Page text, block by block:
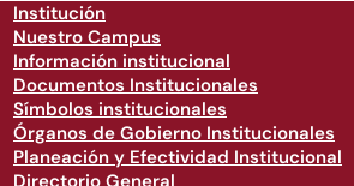
Institución
Nuestro Campus
Información institucional
Documentos Institucionales
Símbolos institucionales
Órganos de Gobierno Institucionales
Planeación y Efectividad Institucional
Directorio General